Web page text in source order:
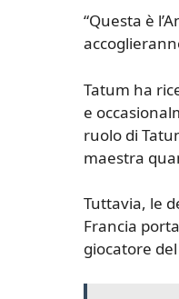
“Questa è
Tatum ha
e
ruolo di
maestra
Tuttavia, le
Francia
giocatore